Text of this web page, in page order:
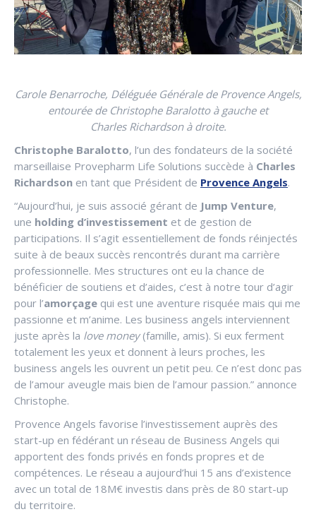
Carole Benarroche, Déléguée Générale de Provence Angels,
entourée de Christophe Baralotto à gauche et
Charles Richardson à droite.
Christophe Baralotto, l’un des fondateurs de la société
marseillaise Provepharm Life Solutions succède à Charles
Richardson en tant que Président de Provence Angels.
“Aujourd’hui, je suis associé gérant de Jump Venture,
une holding d’investissement et de gestion de
participations. Il s’agit essentiellement de fonds réinjectés
suite à de beaux succès rencontrés durant ma carrière
professionnelle. Mes structures ont eu la chance de
bénéficier de soutiens et d’aides, c’est à notre tour d’agir
pour l’amorçage qui est une aventure risquée mais qui me
passionne et m’anime. Les business angels interviennent
juste après la love money(famille, amis). Si eux ferment
totalement les yeux et donnent à leurs proches, les
business angels les ouvrent un petit peu. Ce n’est donc pas
de l’amour aveugle mais bien de l’amour passion.” annonce
Christophe.
Provence Angels favorise l’investissement auprès des
start-up en fédérant un réseau de Business Angels qui
apportent des fonds privés en fonds propres et de
compétences. Le réseau a aujourd’hui 15 ans d’existence
avec un total de 18M€ investis dans près de 80 start-up
du territoire.